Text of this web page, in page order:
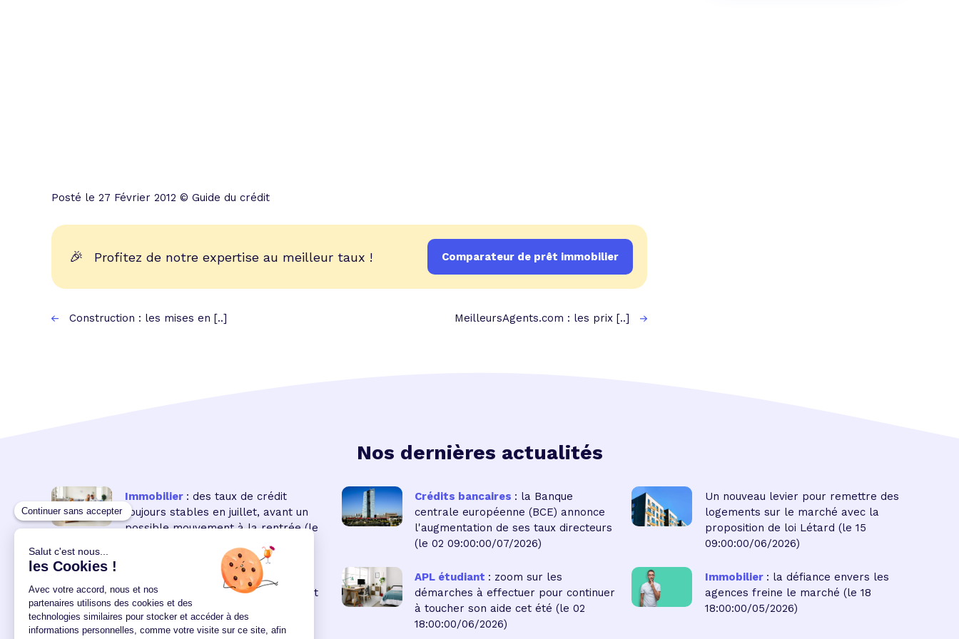
Posté le 27 Février 2012 © Guide du crédit
🎉 Profitez de notre expertise au meilleur taux ! Comparateur de prêt immobilier
Construction : les mises en [..] MeilleursAgents.com : les prix [..]
Nos dernières actualités
Immobilier : des taux de crédit
toujours stables en juillet, avant un
possible mouvement à la rentrée (le
Crédits bancaires : la Banque
centrale européenne (BCE) annonce
l'augmentation de ses taux directeurs
(le 02 09:00:00/07/2026)
Un nouveau levier pour remettre des
logements sur le marché avec la
proposition de loi Létard (le 15
09:00:00/06/2026)
: la remontée des
taux réduit encore le pouvoir d'achat
des acquéreurs
12:00:00/06/2026)
APL étudiant : zoom sur les
démarches à effectuer pour continuer
à toucher son aide cet été (le 02
18:00:00/06/2026)
Immobilier : la défiance envers les
agences freine le marché (le 18
18:00:00/05/2026)